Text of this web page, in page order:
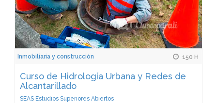
Inmobiliaria y construcción 150 H
Curso de Hidrología Urbana y Redes de
Alcantarillado
SEAS Estudios Superiores Abiertos